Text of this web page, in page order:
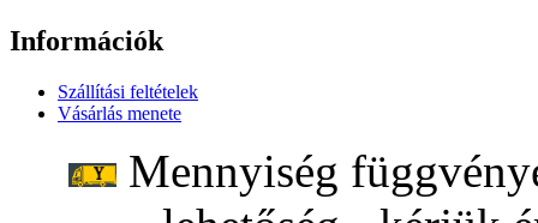
Információk
Szállítási feltételek
Vásárlás menete
Mennyiség